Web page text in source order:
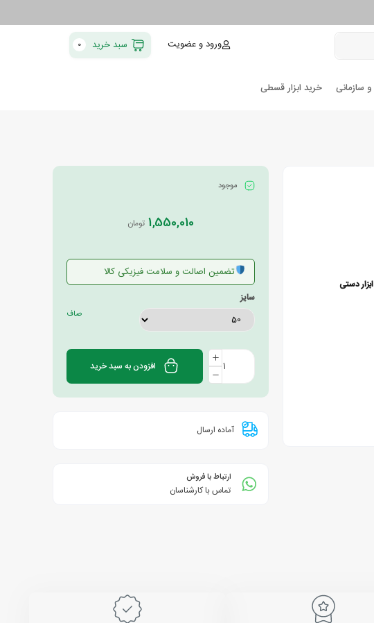
ورود و عضویت سبد خرید 0
سازمانی خرید ابزار قسطی
ابزار دستی
موجود
1,550,010 تومان
تضمین اصالت و سلامت فیزیکی کالا
سایز
صاف
افزودن به سبد خرید
آماده ارسال
ارتباط با فروش
تماس با کارشناسان